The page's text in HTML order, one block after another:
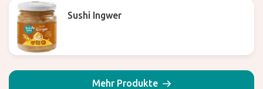
Sushi Ingwer
Mehr Produkte